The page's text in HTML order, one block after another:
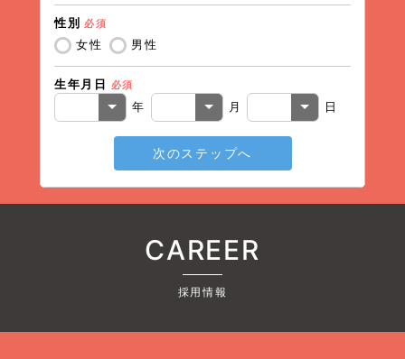
性別 必須
女性 男性
生年月日 必須
年 月 日
次のステップへ
CAREER
採用情報